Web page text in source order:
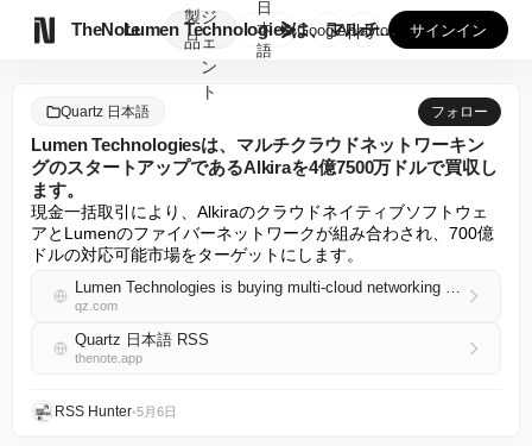
TheNote
製
品
ジ
ェ
ン
ト
Lumen Technologiesは、マルチクラウドネット...
日
本
語
GooglePlay
AppStore サインイン
Quartz 日本語 フォロー
Lumen Technologiesは、マルチクラウドネットワーキン
グのスタートアップであるAlkiraを4億7500万ドルで買収し
ます。
現金一括取引により、Alkiraのクラウドネイティブソフトウェ
アとLumenのファイバーネットワークが組み合わされ、700億
ドルの対応可能市場をターゲットにします。
Lumen Technologies is buying multi-cloud networking startup Alkira for $475 million
qz.com
Quartz 日本語 RSS
thenote.app
RSS Hunter•5月6日